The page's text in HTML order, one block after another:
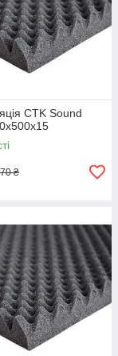
CTK Sound
₴